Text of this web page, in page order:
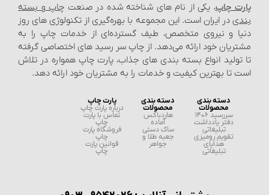
پارت چاپ، یکی از نام‌ های شناخته شده در صنعت چاپ و بسته‌
بندی در ایران است. این مجموعه با بهره‌گیری از تکنولوژی‌ های روز
دنیا و نیروی متخصص، طیف گسترده‌ای از خدمات چاپ را به
مشتریان خود ارائه می‌دهد. از چاپ سر رسید های اختصاصی گرفته
تا تولید انواع بسته‌ بندی‌ های جذاب، پارت چاپ همواره در تلاش
است تا بهترین کیفیت و خدمات را به مشتریان خود ارائه دهد.
دسته بندی
محصولات
سررسید 1406
دفتر یادداشت
تبلیغاتی
تقویم رومیزی
هدایای
تبلیغاتی
دسته بندی
محصولات
هاردباکس
آماده
ساک دستی
جعبه طلا و
جواهر
پارت چاپ
درباره پارت چاپ
تماس با پارت
چاپ
فروشگاه پارت
چاپ
قوانین پارت
چاپ